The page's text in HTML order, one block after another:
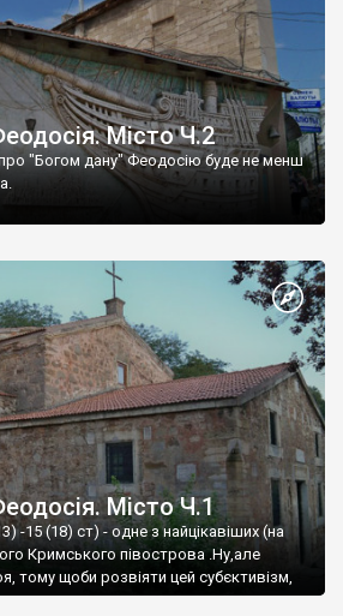
Місто Ч.2
про "Богом дану" Феодосію буде не менш
Місто Ч.1
-15 (18) ст) - одне з найцікавіших (на
Кримського півострова .Ну,але
тому щоби розвіяти цей субєктивізм,
це